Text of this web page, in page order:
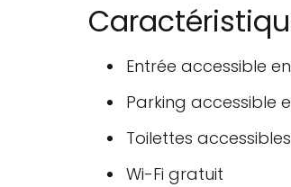
Entrée accessible
Parking accessible
Toilettes
Wi-Fi gratuit